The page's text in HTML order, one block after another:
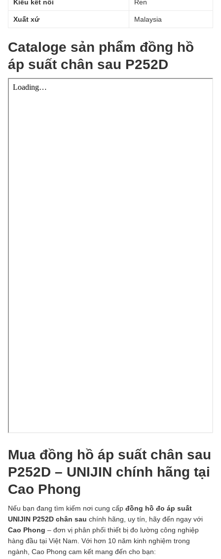
Kiểu kết nối Ren
Xuất xứ Malaysia
Cataloge sản phẩm đồng hồ
áp suất chân sau P252D
Mua đồng hồ áp suất chân sau
P252D – UNIJIN chính hãng tại
Cao Phong
Nếu bạn đang tìm kiếm nơi cung cấp đồng hồ đo áp suất
UNIJIN P252D chân sau chính hãng, uy tín, hãy đến ngay với
Cao Phong – đơn vị phân phối thiết bị đo lường công nghiệp
hàng đầu tại Việt Nam. Với hơn 10 năm kinh nghiệm trong
ngành, Cao Phong cam kết mang đến cho bạn: